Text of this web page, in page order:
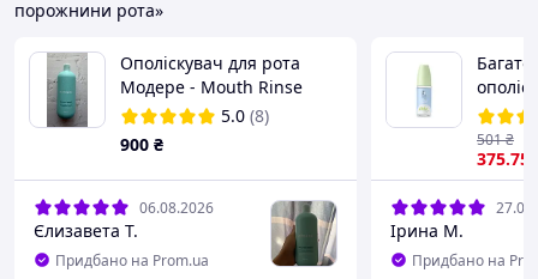
порожнини рота»
Ополіскувач для рота
Модере - Mouth Rinse
Modere
5.0 (8)
900 ₴
06.08.2026
Єлизавета Т.
Придбано на Prom.ua
375.75
501₴
Ірина М.
Придбано на